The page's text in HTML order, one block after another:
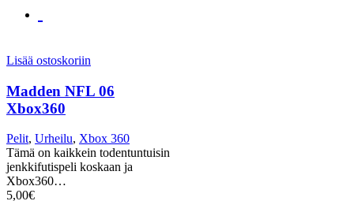
Lisää ostoskoriin
Madden NFL 06
Xbox360
Pelit, Urheilu, Xbox 360
Tämä on kaikkein todentuntuisin
jenkkifutispeli koskaan ja
Xbox360…
5,00€